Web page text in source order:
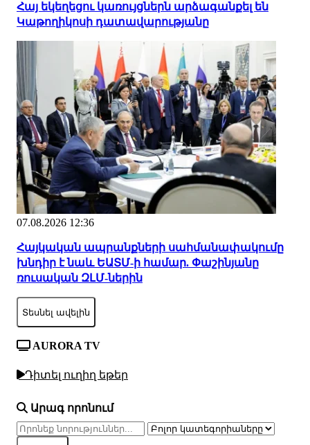
Հայ եկեղեցու կառույցներն արձագանքել են
Կաթողիկոսի դատավարությանը
07.08.2026 12:36
Հայկական ապրանքների սահմանափակումը
խնդիր է նաև ԵԱՏՄ-ի համար. Փաշինյանը
ռուսական ԶԼՄ-ներին
Տեսնել ավելին
AURORA TV
Դիտել ուղիղ եթեր
Արագ որոնում